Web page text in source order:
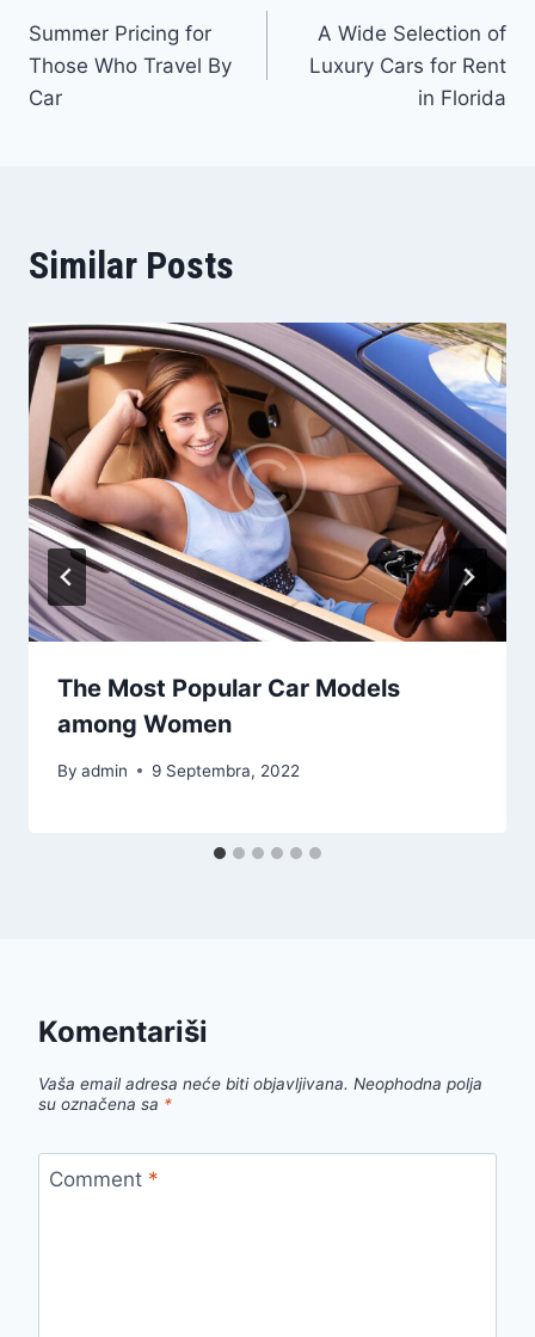
članaka
Summer Pricing for
Those Who Travel By
Car
A Wide Selection of
Luxury Cars for Rent
in Florida
Similar Posts
The Most Popular Car Models
among Women
By admin 9 Septembra, 2022
Komentariši
Vaša email adresa neće biti objavljivana. Neophodna polja
su označena sa *
Comment *